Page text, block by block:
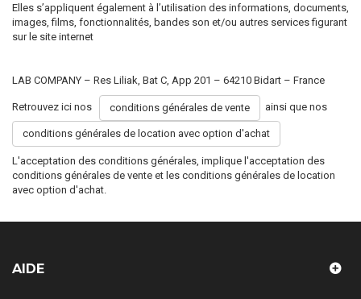
Elles s’appliquent également à l’utilisation des informations, documents,
images, films, fonctionnalités, bandes son et/ou autres services figurant
sur le site internet
LAB COMPANY – Res Liliak, Bat C, App 201 – 64210 Bidart – France
Retrouvez ici nos conditions générales de vente ainsi que nos
conditions générales de location avec option d'achat
L'acceptation des conditions générales, implique l'acceptation des
conditions générales de vente et les conditions générales de location
avec option d'achat.
AIDE